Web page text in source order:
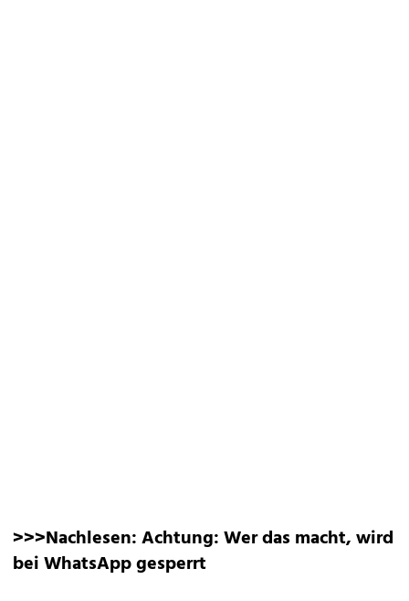
>>>Nachlesen:Achtung: Wer das macht, wird
bei WhatsApp gesperrt